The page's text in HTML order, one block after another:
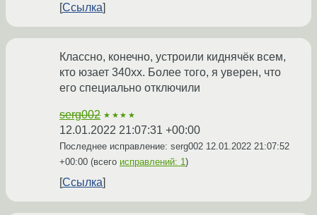
Ссылка
Классно, конечно, устроили киднячёк всем,
кто юзает 340xx. Более того, я уверен, что
его специально отключили
serg002 ★★★★
12.01.2022 21:07:31 +00:00
Последнее исправление: serg002 12.01.2022 21:07:52
+00:00 (всего исправлений: 1)
Ссылка